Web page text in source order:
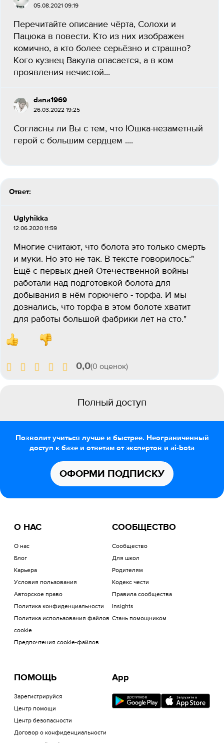
05.08.2021 09:19
Перечитайте описание чёрта, Солохи и
Пацюка в повести. Кто из них изображен
комично, а кто более серьёзно и страшно?
Кого кузнец Вакула опасается, а в ком
проявления нечистой...
dana1969
26.03.2022 19:25
Согласны ли Вы с тем, что Юшка-незаметный
герой с большим сердцем ....
Ответ:
Uglyhikka
12.06.2020 11:59
Многие считают, что болота это только смерть
и муки. Но это не так. В тексте говорилось:"
Ещё с первых дней Отечественной войны
работали над подготовкой болота для
добывания в нём горючего - торфа. И мы
дознались, что торфа в этом болоте хватит
для работы большой фабрики лет на сто."
0,0(0 оценок)
Полный доступ
Позволит учиться лучше и быстрее. Неограниченный
доступ к базе и ответам от экспертов и ai-bota
ОФОРМИ ПОДПИСКУ
О НАС
О нас
Блог
Карьера
Условия пользования
Авторское право
Политика конфиденциальности
Политика использования файлов
cookie
Предпочтения cookie-файлов
СООБЩЕСТВО
Сообщество
Для школ
Родителям
Кодекс чести
Правила сообщества
Insights
Стань помощником
ПОМОЩЬ
Зарегистрируйся
Центр помощи
Центр безопасности
Договор о конфиденциальности
App